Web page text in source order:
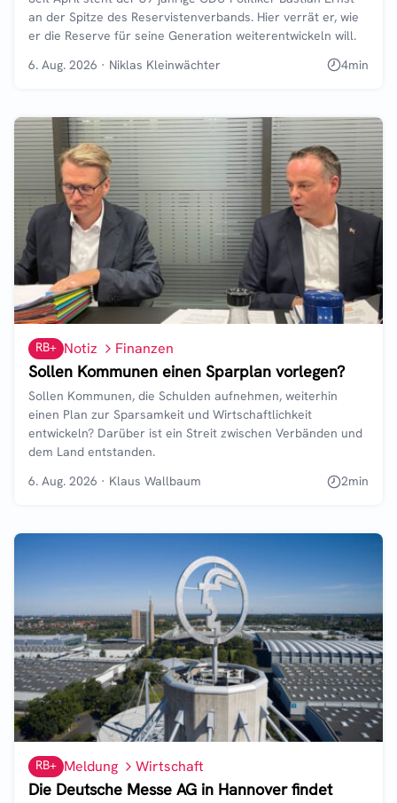
an der Spitze des Reservistenverbands. Hier verrät er, wie
er die Reserve für seine Generation weiterentwickeln will.
6. Aug. 2026 · Niklas Kleinwächter 4min
RB+ Notiz Finanzen
Sollen Kommunen einen Sparplan vorlegen?
Sollen Kommunen, die Schulden aufnehmen, weiterhin
einen Plan zur Sparsamkeit und Wirtschaftlichkeit
entwickeln? Darüber ist ein Streit zwischen Verbänden und
dem Land entstanden.
6. Aug. 2026 · Klaus Wallbaum 2min
RB+ Meldung Wirtschaft
Die Deutsche Messe AG in Hannover findet